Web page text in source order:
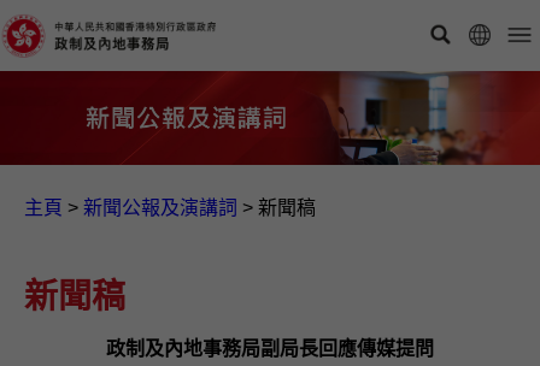
主頁 > 新聞公報及演講詞 > 新聞稿
新聞稿
政制及內地事務局副局長回應傳媒提問